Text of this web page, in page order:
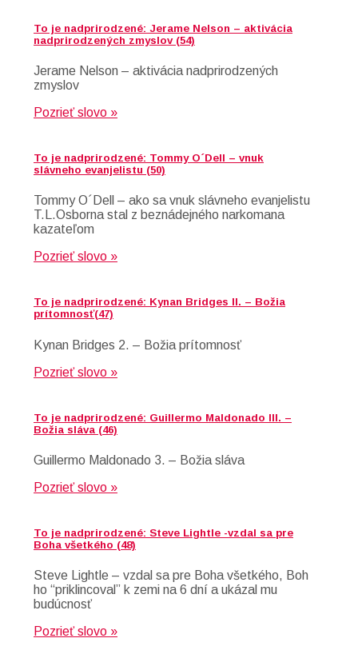
To je nadprirodzené: Jerame Nelson – aktivácia
nadprirodzených zmyslov (54)
Jerame Nelson – aktivácia nadprirodzených
zmyslov
Pozrieť slovo »
To je nadprirodzené: Tommy O´Dell – vnuk
slávneho evanjelistu (50)
Tommy O´Dell – ako sa vnuk slávneho evanjelistu
T.L.Osborna stal z beznádejného narkomana
kazateľom
Pozrieť slovo »
To je nadprirodzené: Kynan Bridges II. – Božia
prítomnosť(47)
Kynan Bridges 2. – Božia prítomnosť
Pozrieť slovo »
To je nadprirodzené: Guillermo Maldonado III. –
Božia sláva (46)
Guillermo Maldonado 3. – Božia sláva
Pozrieť slovo »
To je nadprirodzené: Steve Lightle -vzdal sa pre
Boha všetkého (48)
Steve Lightle – vzdal sa pre Boha všetkého, Boh
ho “priklincoval” k zemi na 6 dní a ukázal mu
budúcnosť
Pozrieť slovo »